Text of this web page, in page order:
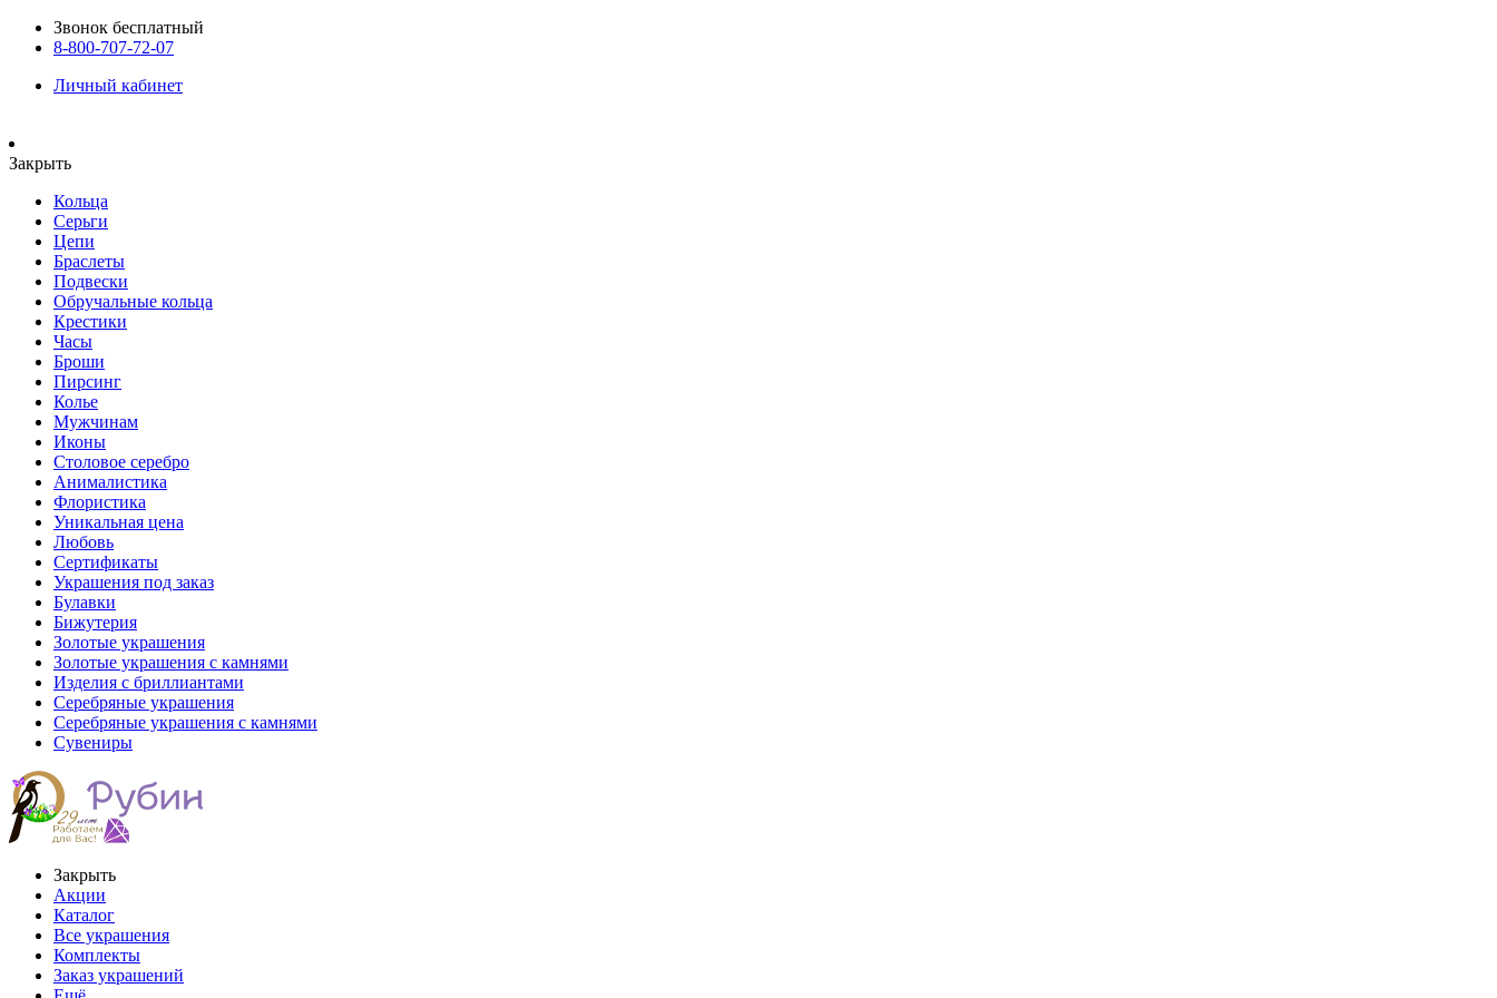
Звонок бесплатный
8-800-707-72-07
Личный кабинет
Закрыть
Кольца
Серьги
Цепи
Браслеты
Подвески
Обручальные кольца
Крестики
Часы
Броши
Пирсинг
Колье
Мужчинам
Иконы
Столовое серебро
Анималистика
Флористика
Уникальная цена
Любовь
Сертификаты
Украшения под заказ
Булавки
Бижутерия
Золотые украшения
Золотые украшения с камнями
Изделия с бриллиантами
Серебряные украшения
Серебряные украшения с камнями
Сувениры
Закрыть
Акции
Каталог
Все украшения
Комплекты
Заказ украшений